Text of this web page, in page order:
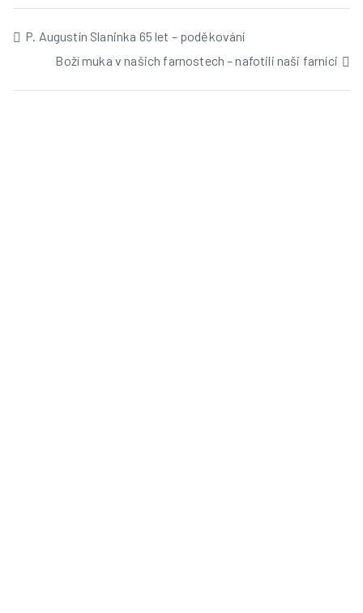
Navigace
P. Augustín Slaninka 65 let – poděkování
Boží muka v našich farnostech – nafotili naši farníci